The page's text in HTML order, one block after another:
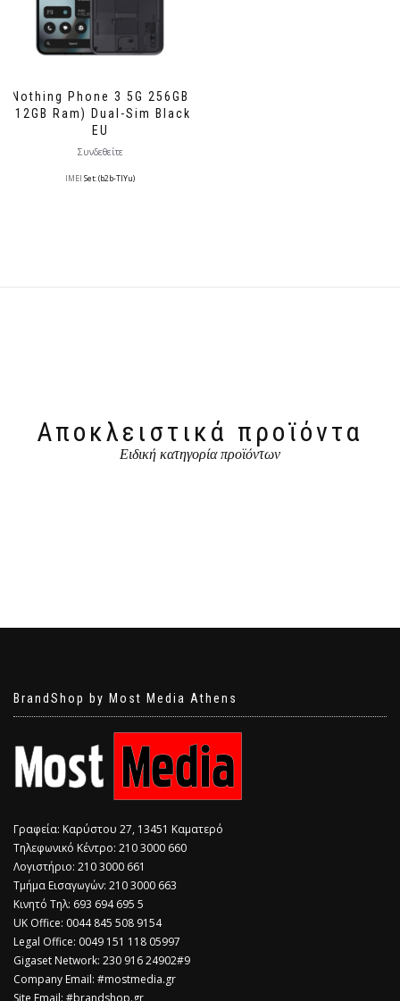
Nothing Phone 3 5G 256GB
(12GB Ram) Dual-Sim Black
EU
Συνδεθείτε
IMEI Set: (b2b-TlYu)
Αποκλειστικά προϊόντα
Ειδική κατηγορία προϊόντων
BrandShop by Most Media Athens
Γραφεία: Καρύστου 27, 13451 Καματερό
Τηλεφωνικό Κέντρο: 210 3000 660
Λογιστήριο: 210 3000 661
Τμήμα Εισαγωγών: 210 3000 663
Κινητό Τηλ: 693 694 695 5
​UK Office: 0044 845 508 9154
Legal Office: 0049 151 118 05997
Gigaset Network: 230 916 24902#9
Company Email: #mostmedia.gr